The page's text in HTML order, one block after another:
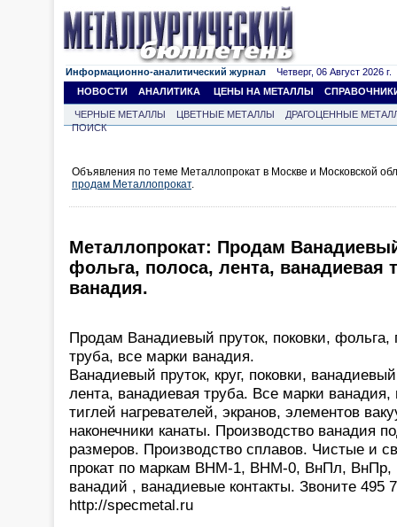
Информационно-аналитический журнал Четверг, 06 Август 2026 г.
НОВОСТИ
АНАЛИТИКА ЦЕНЫ НА МЕТАЛЛЫ
ЧЕРНЫЕ МЕТАЛЛЫ ЦВЕТНЫЕ МЕТАЛЛЫ
ДРАГОЦЕННЫЕ
ПОИСК
Объявления по теме Металлопрокат в Москве и Московской
продам Металлопрокат.
Металлопрокат: Продам
фольга, полоса, лента, ванадиевая
ванадия.
Продам Ванадиевый пруток, поковки, фольга,
труба, все марки ванадия.
Ванадиевый пруток, круг, поковки,
лента, ванадиевая труба. Все марки
тиглей нагревателей, экранов, элементов
наконечники канаты. Производство ванадия
размеров. Производство сплавов. Чистые и
прокат по маркам ВНМ-1, ВНМ-0, ВнПл,
ванадий , ванадиевые контакты. Звоните 495
http://specmetal.ru